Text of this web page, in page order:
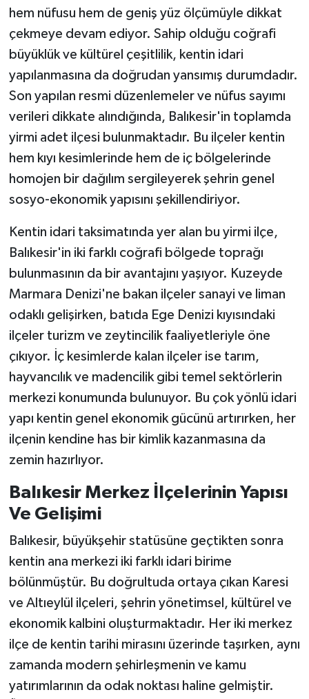
hem nüfusu hem de geniş yüz ölçümüyle dikkat
çekmeye devam ediyor. Sahip olduğu coğrafi
büyüklük ve kültürel çeşitlilik, kentin idari
yapılanmasına da doğrudan yansımış durumdadır.
Son yapılan resmi düzenlemeler ve nüfus sayımı
verileri dikkate alındığında, Balıkesir'in toplamda
yirmi adet ilçesi bulunmaktadır. Bu ilçeler kentin
hem kıyı kesimlerinde hem de iç bölgelerinde
homojen bir dağılım sergileyerek şehrin genel
sosyo-ekonomik yapısını şekillendiriyor.
Kentin idari taksimatında yer alan bu yirmi ilçe,
Balıkesir'in iki farklı coğrafi bölgede toprağı
bulunmasının da bir avantajını yaşıyor. Kuzeyde
Marmara Denizi'ne bakan ilçeler sanayi ve liman
odaklı gelişirken, batıda Ege Denizi kıyısındaki
ilçeler turizm ve zeytincilik faaliyetleriyle öne
çıkıyor. İç kesimlerde kalan ilçeler ise tarım,
hayvancılık ve madencilik gibi temel sektörlerin
merkezi konumunda bulunuyor. Bu çok yönlü idari
yapı kentin genel ekonomik gücünü artırırken, her
ilçenin kendine has bir kimlik kazanmasına da
zemin hazırlıyor.
Balıkesir Merkez İlçelerinin Yapısı
Ve Gelişimi
Balıkesir, büyükşehir statüsüne geçtikten sonra
kentin ana merkezi iki farklı idari birime
bölünmüştür. Bu doğrultuda ortaya çıkan Karesi
ve Altıeylül ilçeleri, şehrin yönetimsel, kültürel ve
ekonomik kalbini oluşturmaktadır. Her iki merkez
ilçe de kentin tarihi mirasını üzerinde taşırken, aynı
zamanda modern şehirleşmenin ve kamu
yatırımlarının da odak noktası haline gelmiştir.